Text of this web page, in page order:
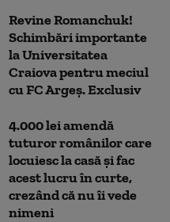
Revine Romanchuk!
Schimbări importante
la Universitatea
Craiova pentru meciul
cu FC Argeş. Exclusiv
4.000 lei amendă
tuturor românilor care
locuiesc la casă și fac
acest lucru în curte,
crezând că nu îi vede
nimeni